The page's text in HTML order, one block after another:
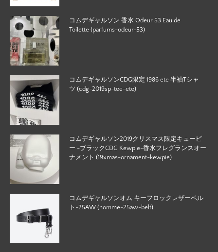
コムデギャルソン 香水 Odeur 53 Eau de
Toilette (parfums-odeur-53)
コムデギャルソンCDG限定 1986 ete 半袖Tシャ
ツ (cdg-2019sp-tee-ete)
コムデギャルソン2019クリスマス限定キューピ
ー -ブラックCDG Kewpie-香水フレグランスオー
ナメント (19xmas-ornament-kewpie)
コムデギャルソンオム キーフロックレザーベル
ト-25AW (homme-25aw-belt)